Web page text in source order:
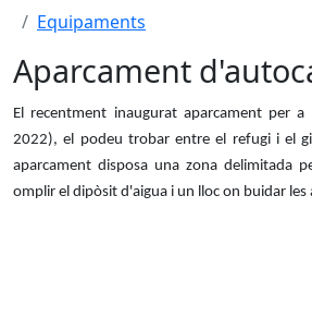
Equipaments
Aparcament
El recentment inaugurat aparcament per a
2022), el podeu trobar entre el refugi i el
aparcament disposa una zona delimitada
omplir el dipòsit d'aigua i un lloc on buidar les